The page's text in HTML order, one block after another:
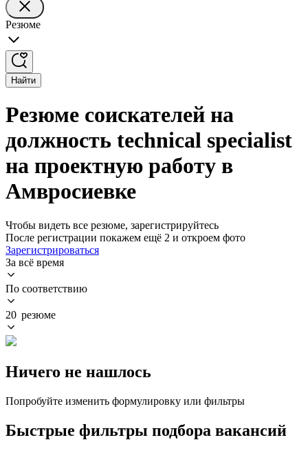
Резюме
Найти
Резюме соискателей на
должность technical specialist
на проектную работу в
Амвросиевке
Чтобы видеть все резюме, зарегистрируйтесь
После регистрации покажем ещё 2 и откроем фото
Зарегистрироваться
За всё время
По соответствию
20 резюме
Ничего не нашлось
Попробуйте изменить формулировку или фильтры
Быстрые фильтры подбора вакансий